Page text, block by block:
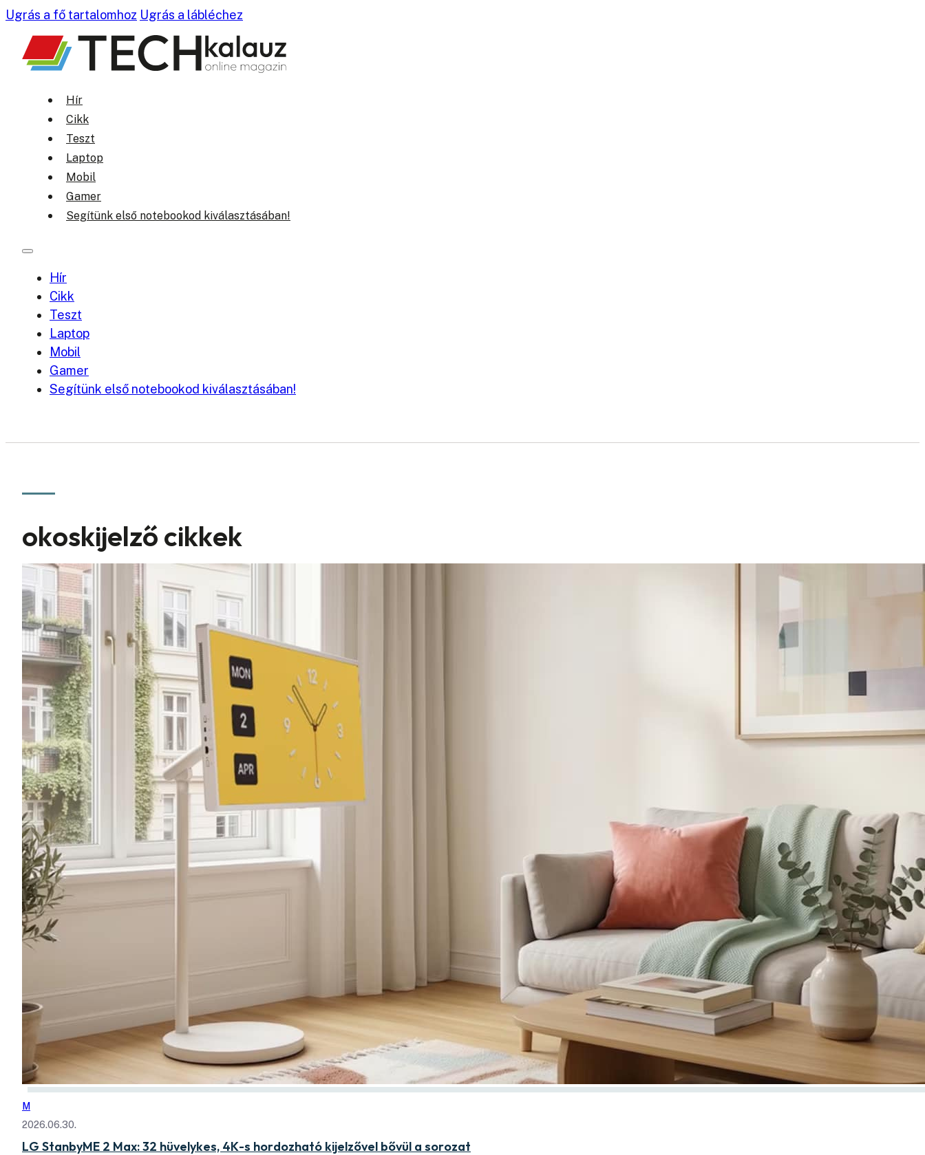
Ugrás a fő tartalomhoz Ugrás a lábléchez
Hír
Cikk
Teszt
Laptop
Mobil
Gamer
Segítünk első notebookod kiválasztásában!
Hír
Cikk
Teszt
Laptop
Mobil
Gamer
Segítünk első notebookod kiválasztásában!
okoskijelző cikkek
M
2026.06.30.
LG StanbyME 2 Max: 32 hüvelykes, 4K-s hordozható kijelzővel bővül a sorozat